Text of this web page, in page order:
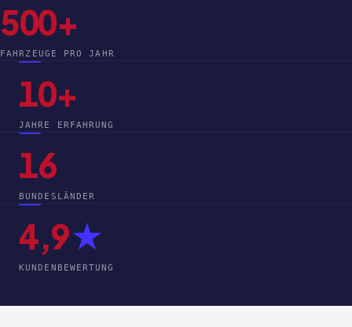
500+
FAHRZEUGE PRO JAHR
10+
JAHRE ERFAHRUNG
16
BUNDESLÄNDER
4,9★
KUNDENBEWERTUNG